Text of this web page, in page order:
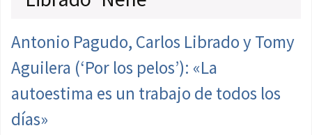
Antonio Pagudo, Carlos Librado y Tomy
Aguilera (‘Por los pelos’): «La
autoestima es un trabajo de todos los
días»